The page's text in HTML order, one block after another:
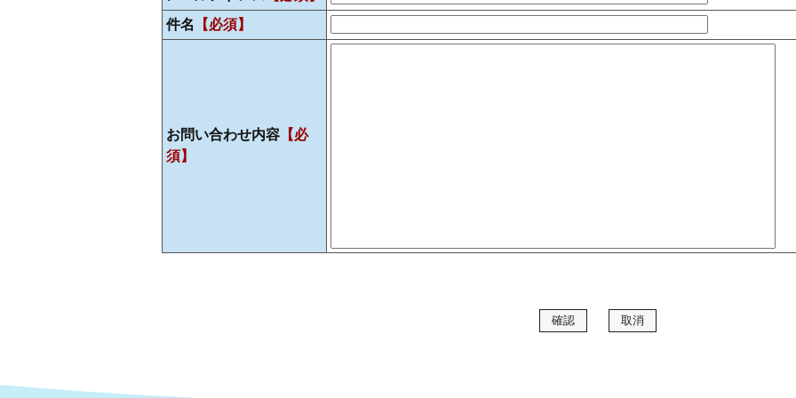
件名
【必須】
お問い合わせ内容 【必
須】